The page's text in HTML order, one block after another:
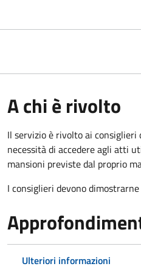
A chi è rivolto
Il servizio è rivolto ai consiglieri
necessità di accedere agli atti
mansioni previste dal proprio
I consiglieri devono
Ulteriori informazioni